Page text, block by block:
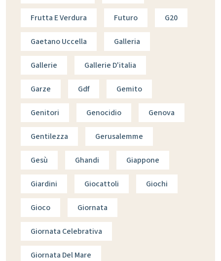
Frutta E Verdura Futuro G20
Gaetano Uccella Galleria
Gallerie Gallerie D'italia
Garze Gdf Gemito
Genitori Genocidio Genova
Gentilezza Gerusalemme
Gesù Ghandi Giappone
Giardini Giocattoli Giochi
Gioco Giornata
Giornata Celebrativa
Giornata Del Mare